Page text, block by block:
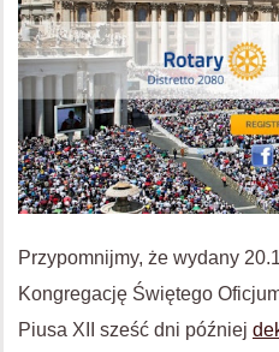
Przypomnijmy, że wydany
Kongregację Świętego
Piusa XII sześć dni później